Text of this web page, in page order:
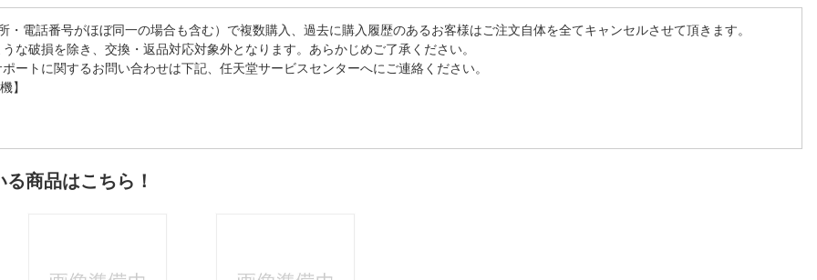
電話番号がほぼ同一の場合も含む）で複数購入、過去に購入履歴のあるお客様はご注文自体を全てキャンセルさせて頂きます。
破損を除き、交換・返品対応対象外となります。あらかじめご了承ください。
トに関するお問い合わせは下記、任天堂サービスセンターへにご連絡ください。
】
商品はこちら！